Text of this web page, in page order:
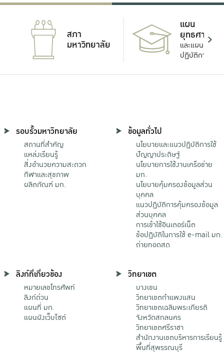
สภา
มหาวิทยาลัย
แผน
ยุทธศาสตร์
และแผน
ปฏิบัติการ
รอบรั้วมหาวิทยาลัย
สถานที่สำคัญ
แหล่งเรียนรู้
สิ่งอำนวยความสะดวก
กีฬาและสุขภาพ
ผลิตภัณฑ์ มก.
ข้อมูลทั่วไป
นโยบายและแนวปฏิบัติการใช้
ปัญญาประดิษฐ์
นโยบายการใช้งานเครือข่าย
มก.
นโยบายคุ้มครองข้อมูลส่วน
บุคคล
แนวปฏิบัติการคุ้มครองข้อมูล
ส่วนบุคคล
การเข้าใช้อินเตอร์เน็ต
ข้อปฏิบัติในการใช้ e-mail มก.
ถ่ายทอดสด
ลิงก์ที่เกี่ยวข้อง
หมายเลขโทรศัพท์
ลิงก์ด่วน
แผนที่ มก.
แผนผังเว็บไซต์
วิทยาเขต
บางเขน
วิทยาเขตกําแพงแสน
วิทยาเขตเฉลิมพระเกียรติ
จังหวัดสกลนคร
วิทยาเขตศรีราชา
สำนักงานเขตบริหารการเรียนรู้
พื้นที่สุพรรณบุรี